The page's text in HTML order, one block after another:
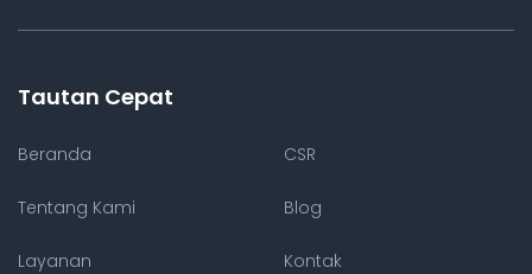
Tautan Cepat
Beranda
Tentang Kami
Layanan
CSR
Blog
Kontak